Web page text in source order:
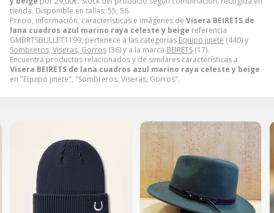
tienda. Disponible en tallas: 55; 56.
Precio, información, características e imágenes de Visera BEIRETS de
lana cuadros azul marino raya celeste y beige referencia
GMBRTSBULLET1199, pertenece a las categorías Equipo jinete (440) y
Sombreros, Viseras, Gorros (36) y a la marca BEIRETS (17).
Encuentra productos relacionados y de similares características a
Visera BEIRETS de lana cuadros azul marino raya celeste y beige
en "Equipo jinete", "Sombreros, Viseras, Gorros".